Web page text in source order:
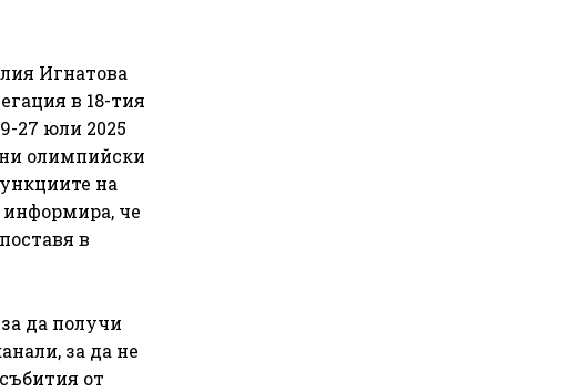
Игнатова
в 18-тия
27 юли 2025
олимпийски
на
информира, че
в
да получи
за да не
от